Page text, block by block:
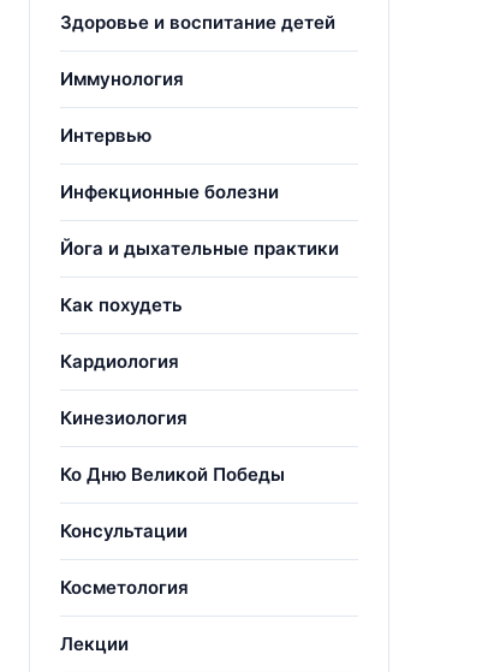
Здоровье и воспитание детей
Иммунология
Интервью
Инфекционные болезни
Йога и дыхательные практики
Как похудеть
Кардиология
Кинезиология
Ко Дню Великой Победы
Консультации
Косметология
Лекции